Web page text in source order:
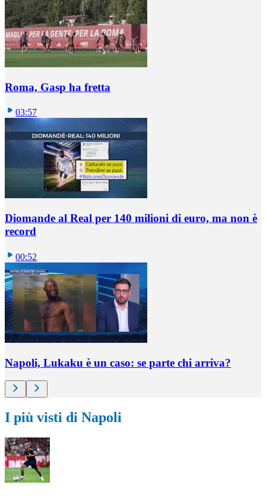
Roma, Gasp ha fretta
03:57
Diomande al Real per 140 milioni di euro, ma non è
record
00:52
Napoli, Lukaku è un caso: se parte chi arriva?
I più visti di Napoli